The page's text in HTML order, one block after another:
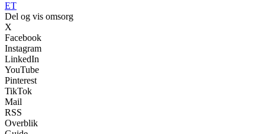
ET
Del og vis omsorg
X
Facebook
Instagram
LinkedIn
YouTube
Pinterest
TikTok
Mail
RSS
Overblik